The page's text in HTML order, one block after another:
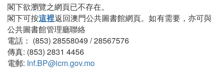
閣下欲瀏覽之網頁已不存在。
閣下可按這裡返回澳門公共圖書館網頁。如有需要，亦可與
公共圖書館管理廳聯絡
電話： (853) 28558049 / 28567576
傳真: (853) 2831 4456
電郵: Inf.BP@icm.gov.mo